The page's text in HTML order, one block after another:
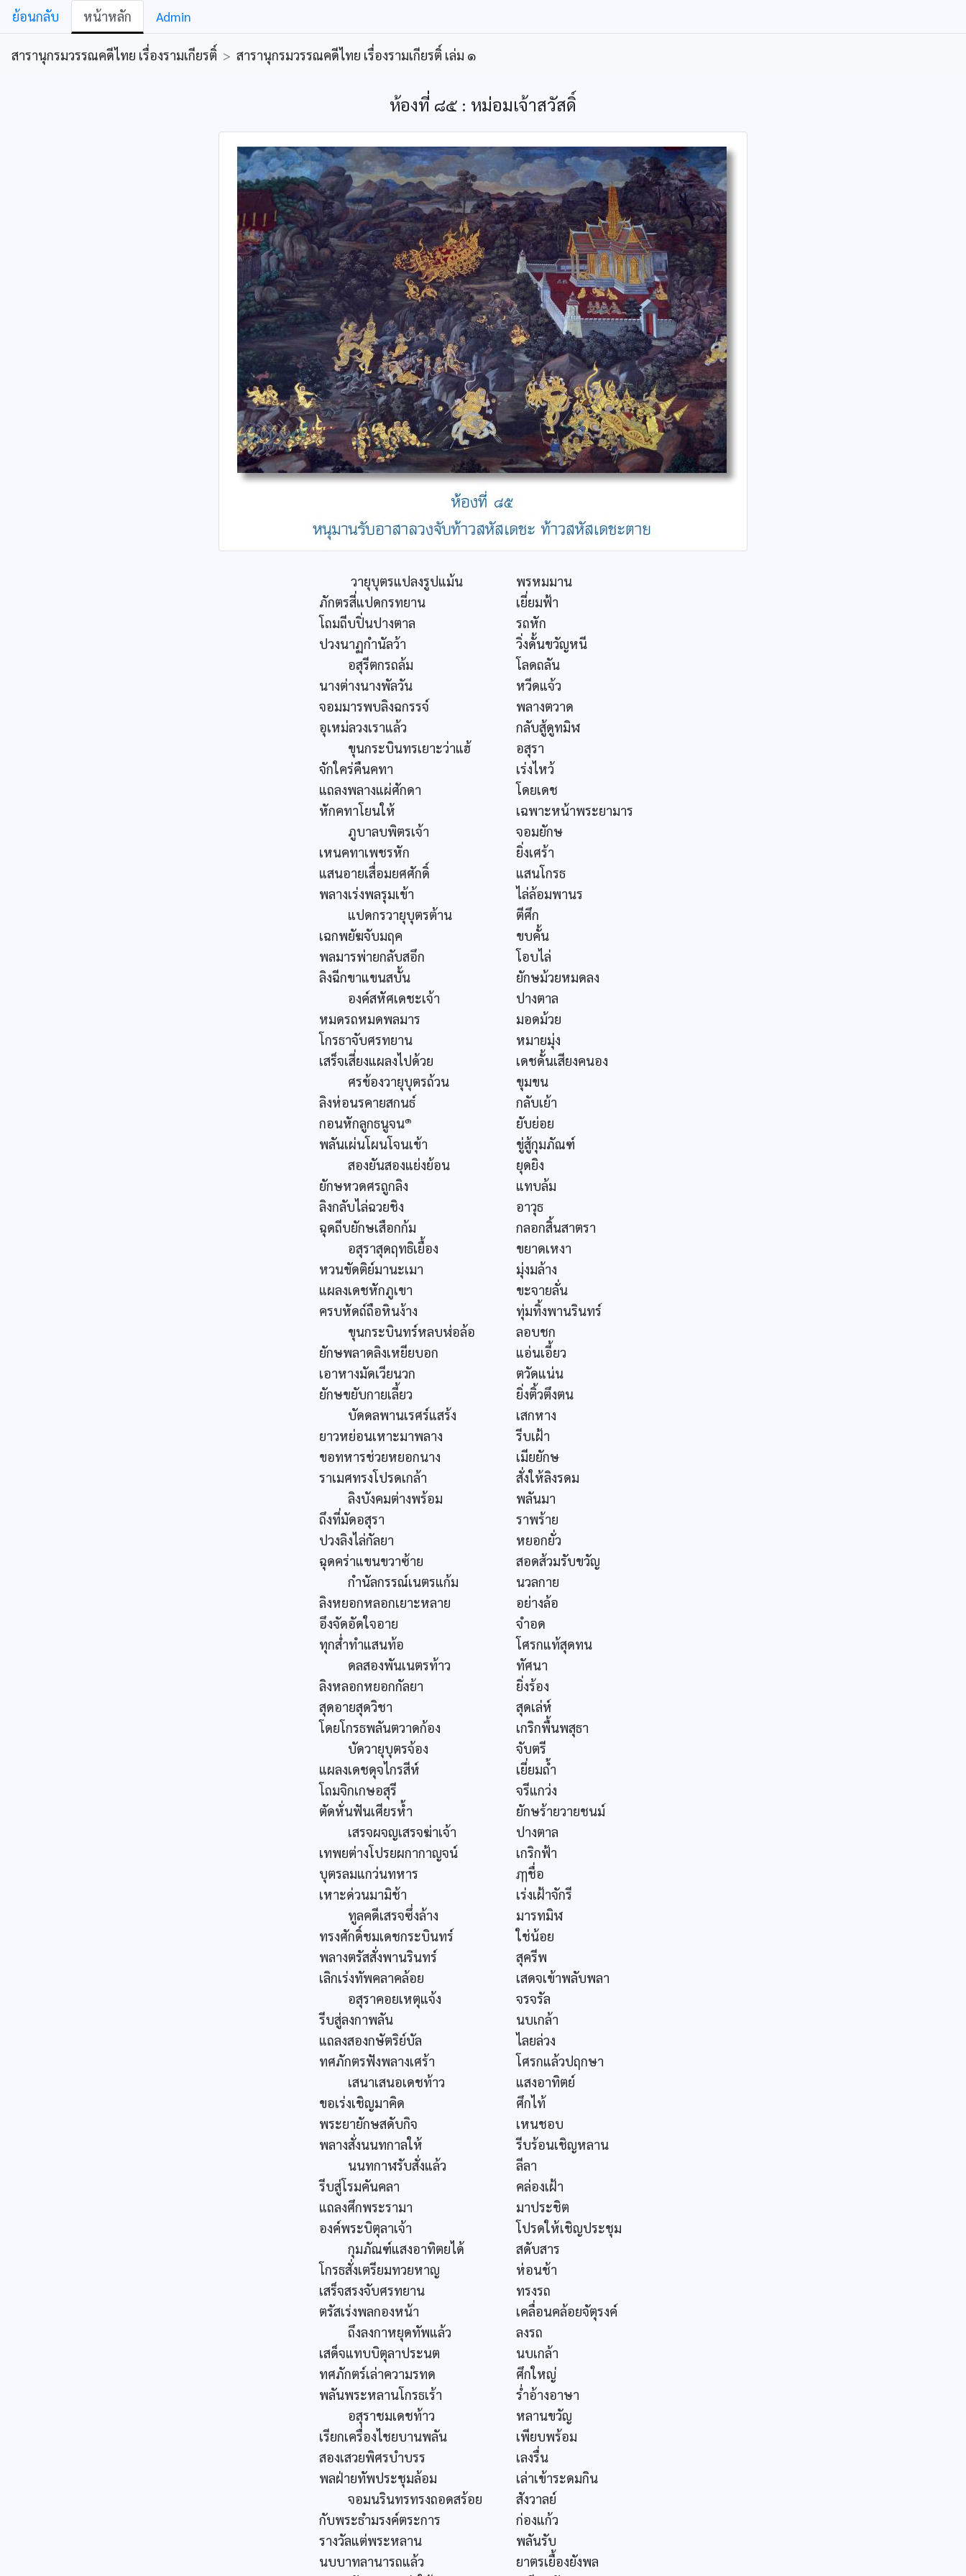
ย้อนกลับ หน้าหลัก Admin
สารานุกรมวรรณคดีไทย เรื่องรามเกียรติ์ > สารานุกรมวรรณคดีไทย เรื่องรามเกียรติ์ เล่ม ๑
ห้องที่ ๘๕ : หม่อมเจ้าสวัสดิ์
วายุบุตรแปลงรูปแม้น
พรหมมาน
ภักตรสี่แปดกรทยาน
เยี่ยมฟ้า
โถมถีบปิ่นปางตาล
รถหัก
ปวงนาฏกำนัลว้า
วิ่งดั้นขวัญหนี
อสุรีตกรถล้ม
โลดถลัน
นางต่างนางพัลวัน
หวีดแจ้ว
จอมมารพบลิงฉกรรจ์
พลางตวาด
อุเหม่ลวงเราแล้ว
กลับสู้ดูทมิฬ
ขุนกระบินทรเยาะว่าแฮ้
อสุรา
จักใคร่คืนคทา
เร่งไหว้
แถลงพลางแผ่ศักดา
โดยเดช
หักคทาโยนให้
เฉพาะหน้าพระยามาร
ภูบาลบพิตรเจ้า
จอมยักษ
เหนคทาเพชรหัก
ยิ่งเศร้า
แสนอายเสื่อมยศศักดิ์
แสนโกรธ
พลางเร่งพลรุมเข้า
ไล่ล้อมพานร
แปดกรวายุบุตรต้าน
ตีศึก
เฉกพยัฆจับมฤค
ขบคั้น
พลมารพ่ายกลับสอึก
โอบไล่
ลิงฉีกขาแขนสบั้น
ยักษม้วยหมดลง
องค์สหัศเดชะเจ้า
ปางตาล
หมดรถหมดพลมาร
มอดม้วย
โกรธาจับศรทยาน
หมายมุ่ง
เสร็จเสี่ยงแผลงไปด้วย
เดชดั้นเสียงคนอง
ศรข้องวายุบุตรถ้วน
ขุมขน
ลิงห่อนรคายสกนธ์
กลับเย้า
กอนหักลูกธนูจน๑
ยับย่อย
พลันเผ่นโผนโจนเข้า
ขู่สู้กุมภัณฑ์
สองยันสองแย่งย้อน
ยุดยิง
ยักษหวดศรถูกลิง
แทบล้ม
ลิงกลับไล่ฉวยชิง
อาวุธ
ฉุดถีบยักษเสือกก้ม
กลอกสิ้นสาตรา
อสุราสุดฤทธิเยื้อง
ขยาดเหงา
หวนขัดติย์มานะเมา
มุ่งมล้าง
แผลงเดชหักภูเขา
ขะจายลั่น
ครบหัดถ์ถือหินง้าง
ทุ่มทิ้งพานรินทร์
ขุนกระบินทร์หลบฬ่อล้อ
ลอบชก
ยักษพลาดลิงเหยียบอก
แอ่นเอี้ยว
เอาหางมัดเวียนวก
ตวัดแน่น
ยักษขยับกายเลี้ยว
ยิ่งติ้วตึงตน
บัดดลพานเรศร์แสร้ง
เสกหาง
ยาวหย่อนเหาะมาพลาง
รีบเฝ้า
ขอทหารช่วยหยอกนาง
เมียยักษ
ราเมศทรงโปรดเกล้า
สั่งให้ลิงรดม
ลิงบังคมต่างพร้อม
พลันมา
ถึงที่มัดอสุรา
ราพร้าย
ปวงลิงไล่กัลยา
หยอกยั่ว
ฉุดคร่าแขนขวาซ้าย
สอดส้วมรับขวัญ
กำนัลกรรณ์เนตรแก้ม
นวลกาย
ลิงหยอกหลอกเยาะหลาย
อย่างล้อ
อึงจัดอัดใจอาย
จำอด
ทุกส่ำทำแสนท้อ
โศรกแท้สุดทน
ดลสองพันเนตรท้าว
ทัศนา
ลิงหลอกหยอกกัลยา
ยิ่งร้อง
สุดอายสุดวิชา
สุดเล่ห์
โดยโกรธพลันตวาดก้อง
เกริกพื้นพสุธา
บัดวายุบุตรจ้อง
จับตรี
แผลงเดชดุจไกรสีห์
เยี่ยมถ้ำ
โถมจิกเกษอสุรี
จรีแกว่ง
ตัดหั่นฟันเศียรห้ำ
ยักษร้ายวายชนม์
เสรจผจญเสรจฆ่าเจ้า
ปางตาล
เทพยต่างโปรยผกากาญจน์
เกริกฟ้า
บุตรลมแกว่นทหาร
ฦๅชื่อ
เหาะด่วนมามิช้า
เร่งเฝ้าจักรี
ทูลคดีเสรจซึ่งล้าง
มารทมิฬ
ทรงศักดิ์ชมเดชกระบินทร์
ใช่น้อย
พลางตรัสสั่งพานรินทร์
สุครีพ
เลิกเร่งทัพคลาคล้อย
เสดจเข้าพลับพลา
อสุราคอยเหตุแจ้ง
จรจรัล
รีบสู่ลงกาพลัน
นบเกล้า
แถลงสองกษัตริย์บัล
ไลยล่วง
ทศภักตรฟังพลางเศร้า
โศรกแล้วปฤกษา
เสนาเสนอเดชท้าว
แสงอาทิตย์
ขอเร่งเชิญมาคิด
ศึกไท้
พระยายักษสดับกิจ
เหนชอบ
พลางสั่งนนทกาลให้
รีบร้อนเชิญหลาน
นนทกาฬรับสั่งแล้ว
ลีลา
รีบสู่โรมคันคลา
คล่องเฝ้า
แถลงศึกพระรามา
มาประชิต
องค์พระบิตุลาเจ้า
โปรดให้เชิญประชุม
กุมภัณฑ์แสงอาทิตยได้
สดับสาร
โกรธสั่งเตรียมทวยหาญ
ห่อนช้า
เสร็จสรงจับศรทยาน
ทรงรถ
ตรัสเร่งพลกองหน้า
เคลื่อนคล้อยจัตุรงค์
ถึงลงกาหยุดทัพแล้ว
ลงรถ
เสด็จแทบบิตุลาประนต
นบเกล้า
ทศภักตร์เล่าความรทด
ศึกใหญ่
พลันพระหลานโกรธเร้า
ร่ำอ้างอาษา
อสุราชมเดชท้าว
หลานขวัญ
เรียกเครื่องไชยบานพลัน
เพียบพร้อม
สองเสวยพิศรบำบรร
เลงรื่น
พลฝ่ายทัพประชุมล้อม
เล่าเข้าระดมกิน
จอมนรินทรทรงถอดสร้อย
สังวาลย์
กับพระธำมรงค์ตระการ
ก่องแก้ว
รางวัลแต่พระหลาน
พลันรับ
นบบาทลานารถแล้ว
ยาตรเยื้องยังพล